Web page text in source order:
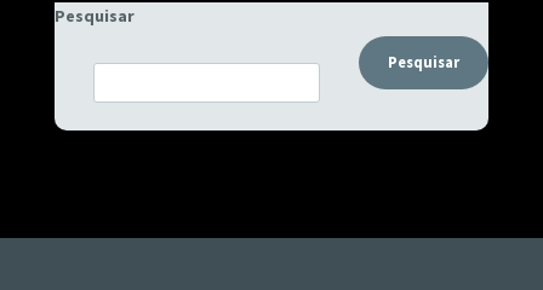
Pesquisar
Pesquisar